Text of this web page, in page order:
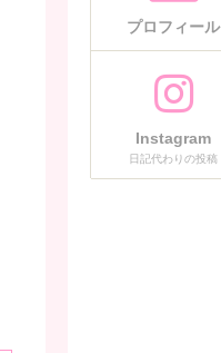
プロフィール
Instagram
日記代わりの投稿